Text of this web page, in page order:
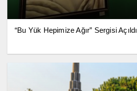
“Bu Yük Hepimize Ağır” Sergisi Açıldı